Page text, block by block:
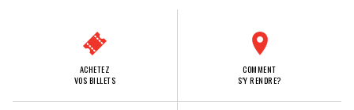
ACHETEZ
VOS BILLETS
COMMENT
S'Y RENDRE?